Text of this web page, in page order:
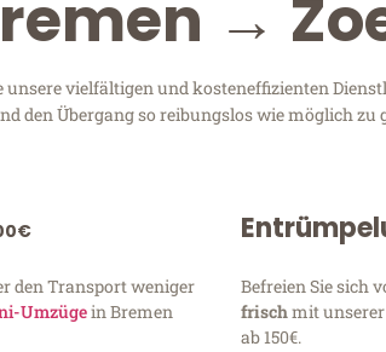
→
vielfältigen und kosteneffizienten
den Übergang so reibungslos wie möglich zu
den Transport weniger
Umzügein Bremen
Befreien Sie sich
frischmit
ab 150€.